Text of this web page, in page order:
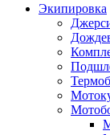
Экипировка